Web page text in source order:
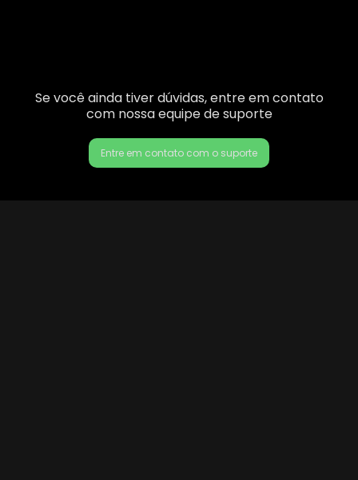
Se você ainda tiver dúvidas, entre em contato
com nossa equipe de suporte
Entre em contato com o suporte